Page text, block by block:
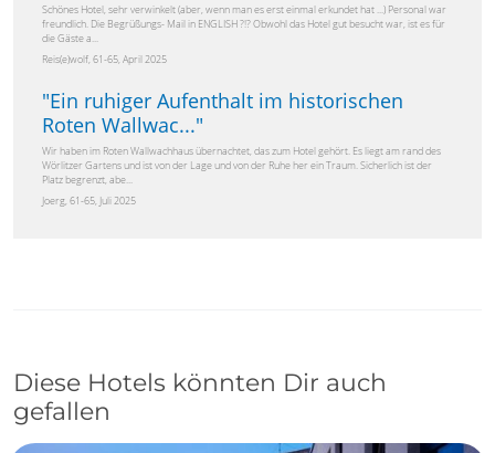
Schönes Hotel, sehr verwinkelt (aber, wenn man es erst einmal erkundet hat ...) Personal war
freundlich. Die Begrüßungs- Mail in ENGLISH ?!? Obwohl das Hotel gut besucht war, ist es für
die Gäste a...
Reis(e)wolf, 61-65, April 2025
"Ein ruhiger Aufenthalt im historischen
Roten Wallwac..."
Wir haben im Roten Wallwachhaus übernachtet, das zum Hotel gehört. Es liegt am rand des
Wörlitzer Gartens und ist von der Lage und von der Ruhe her ein Traum. Sicherlich ist der
Platz begrenzt, abe...
Joerg, 61-65, Juli 2025
Diese Hotels könnten Dir auch
gefallen